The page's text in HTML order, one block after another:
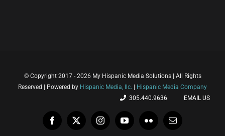
© Copyright 2017 - 2026 My Hispanic Media Solutions | All Rights
Reserved | Powered by Hispanic Media, llc. | Hispanic Media Company
305.440.9636
EMAIL US
Facebook
X InstagramYouTubeFlickr Email